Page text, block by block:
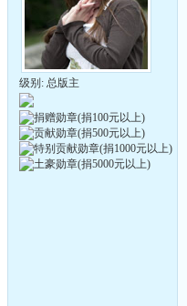
级别: 总版主